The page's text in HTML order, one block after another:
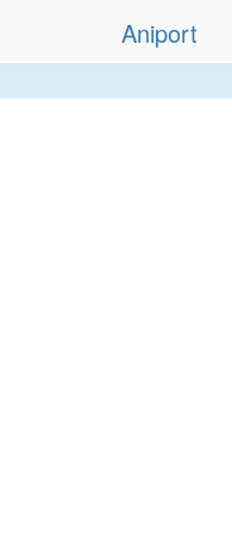
Aniport